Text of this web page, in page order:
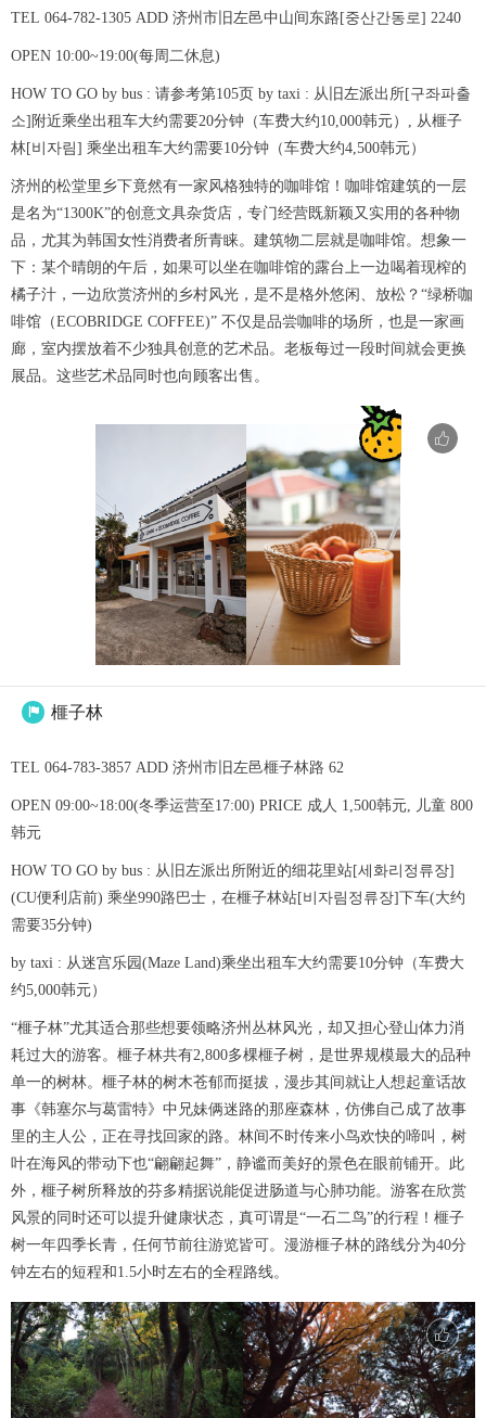
TEL 064-782-1305 ADD 济州市旧左邑中山间东路[중산간동로] 2240
OPEN 10:00~19:00(每周二休息)
HOW TO GO by bus : 请参考第105页 by taxi : 从旧左派出所[구좌파출
소]附近乘坐出租车大约需要20分钟（车费大约10,000韩元）, 从榧子
林[비자림] 乘坐出租车大约需要10分钟（车费大约4,500韩元）
济州的松堂里乡下竟然有一家风格独特的咖啡馆！咖啡馆建筑的一层
是名为“1300K”的创意文具杂货店，专门经营既新颖又实用的各种物
品，尤其为韩国女性消费者所青睐。建筑物二层就是咖啡馆。想象一
下：某个晴朗的午后，如果可以坐在咖啡馆的露台上一边喝着现榨的
橘子汁，一边欣赏济州的乡村风光，是不是格外悠闲、放松？“绿桥咖
啡馆（ECOBRIDGE COFFEE)” 不仅是品尝咖啡的场所，也是一家画
廊，室内摆放着不少独具创意的艺术品。老板每过一段时间就会更换
展品。这些艺术品同时也向顾客出售。
 榧子林
TEL 064-783-3857 ADD 济州市旧左邑榧子林路 62
OPEN 09:00~18:00(冬季运营至17:00) PRICE 成人 1,500韩元, 儿童 800
韩元
HOW TO GO by bus : 从旧左派出所附近的细花里站[세화리정류장]
(CU便利店前) 乘坐990路巴士，在榧子林站[비자림정류장]下车(大约
需要35分钟)
by taxi : 从迷宫乐园(Maze Land)乘坐出租车大约需要10分钟（车费大
约5,000韩元）
“榧子林”尤其适合那些想要领略济州丛林风光，却又担心登山体力消
耗过大的游客。榧子林共有2,800多棵榧子树，是世界规模最大的品种
单一的树林。榧子林的树木苍郁而挺拔，漫步其间就让人想起童话故
事《韩塞尔与葛雷特》中兄妹俩迷路的那座森林，仿佛自己成了故事
里的主人公，正在寻找回家的路。林间不时传来小鸟欢快的啼叫，树
叶在海风的带动下也“翩翩起舞”，静谧而美好的景色在眼前铺开。此
外，榧子树所释放的芬多精据说能促进肠道与心肺功能。游客在欣赏
风景的同时还可以提升健康状态，真可谓是“一石二鸟”的行程！榧子
树一年四季长青，任何节前往游览皆可。漫游榧子林的路线分为40分
钟左右的短程和1.5小时左右的全程路线。